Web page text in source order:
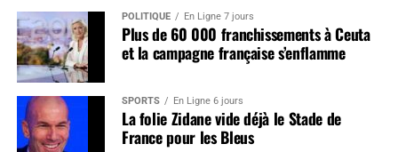
POLITIQUE En Ligne 7 jours
Plus de 60 000 franchissements à Ceuta
et la campagne française s’enflamme
SPORTS En Ligne 6 jours
La folie Zidane vide déjà le Stade de
France pour les Bleus